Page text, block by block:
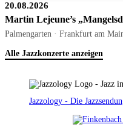
20.08.2026
Martin Lejeune’s
Palmengarten · Frankfurt am
Alle Jazzkonzerte anzeigen
Jazzology - Die